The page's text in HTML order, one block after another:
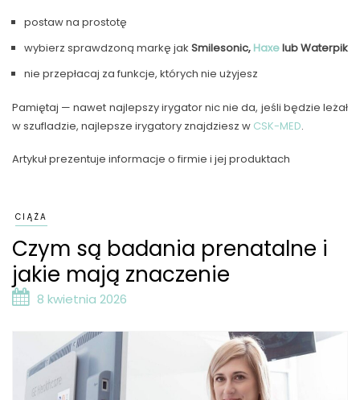
postaw na prostotę
wybierz sprawdzoną markę jak Smilesonic, Haxelub Waterpik
nie przepłacaj za funkcje, których nie użyjesz
Pamiętaj — nawet najlepszy irygator nic nie da, jeśli będzie leżał
w szufladzie, najlepsze irygatory znajdziesz w CSK-MED.
Artykuł prezentuje informacje o firmie i jej produktach
CIĄŻA
Czym są badania prenatalne i
jakie mają znaczenie
8 kwietnia 2026